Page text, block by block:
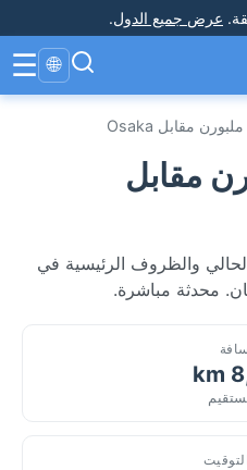
. عرض جميع الدول.
🌐
☰
ملبورن مقابل Osaka
مقابل
والظروف الرئيسية في